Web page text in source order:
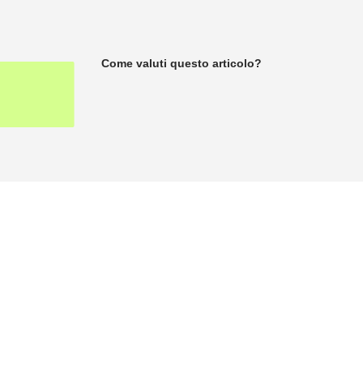
Come valuti questo articolo?